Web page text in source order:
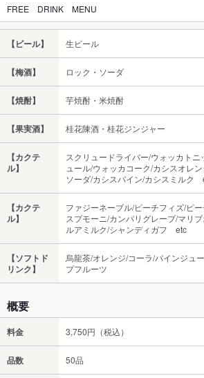
FREE DRINK MENU
【ビール】 生ビール
【梅酒】 ロック・ソーダ
【焼酎】 芋焼酎・米焼酎
【果実酒】 桂花陳酒・桂花ジンジャー
【カクテ
ル】
スクリュードライバー/ウォッカトニ
ュール/ウォッカコーク/カシスオレ
ソーダ/カシスパイン/カシスミルク
【カクテ
ル】
ファジーネーブル/ピーチフィズ/ピ
スプモーニ/カンパリグレープ/マリ
ルアミルク/シャンディガフ etc
【ソフトド
リンク】
烏龍茶/オレンジ/コーラ/パインジュ
プフルーツ
概要
料金 3,750円（税込）
品数 50品